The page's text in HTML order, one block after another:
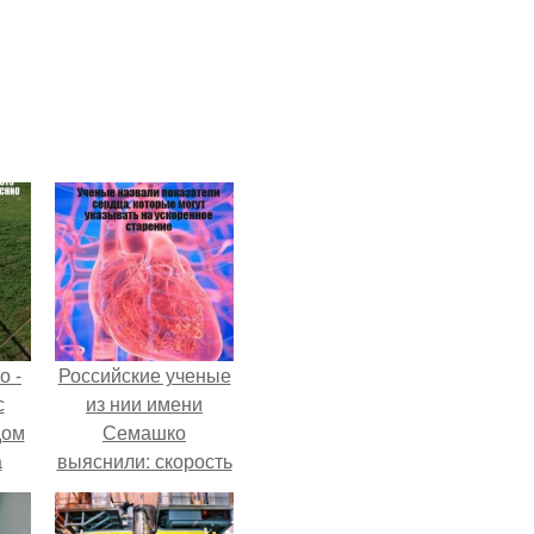
-
Российские ученые
из нии имени
Семашко
выяснили: скорость
старения напрямую
зависит от